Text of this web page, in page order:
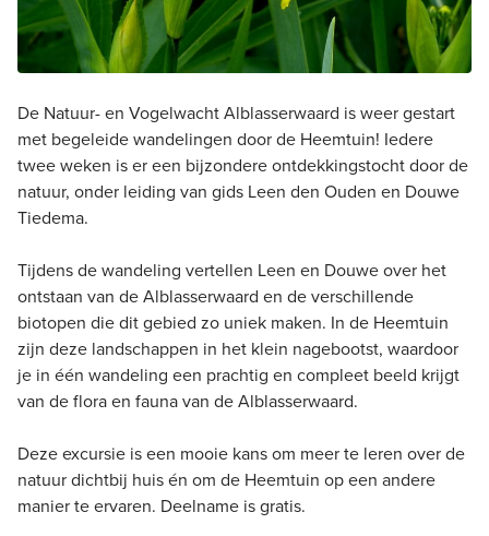
De Natuur- en Vogelwacht Alblasserwaard is weer gestart
met begeleide wandelingen door de Heemtuin! Iedere
twee weken is er een bijzondere ontdekkingstocht door de
natuur, onder leiding van gids Leen den Ouden en Douwe
Tiedema.
Tijdens de wandeling vertellen Leen en Douwe over het
ontstaan van de Alblasserwaard en de verschillende
biotopen die dit gebied zo uniek maken. In de Heemtuin
zijn deze landschappen in het klein nagebootst, waardoor
je in één wandeling een prachtig en compleet beeld krijgt
van de flora en fauna van de Alblasserwaard.
Deze excursie is een mooie kans om meer te leren over de
natuur dichtbij huis én om de Heemtuin op een andere
manier te ervaren. Deelname is gratis.